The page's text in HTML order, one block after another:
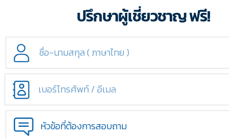
ปรึกษาผู้เชี่ยวชาญ ฟรี!
หัวข้อที่ต้องการสอบถาม